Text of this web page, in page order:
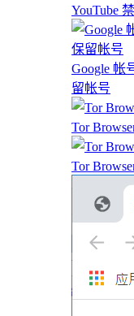
YouTube
Google 帐
留帐号
Tor
Tor